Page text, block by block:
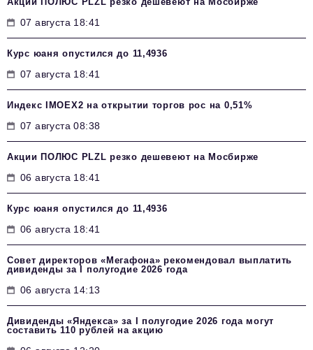
07 августа 18:41
Курс юаня опустился до 11,4936
07 августа 18:41
Индекс IMOEX2 на открытии торгов рос на 0,51%
07 августа 08:38
Акции ПОЛЮС PLZL резко дешевеют на Мосбирже
06 августа 18:41
Курс юаня опустился до 11,4936
06 августа 18:41
Совет директоров «Мегафона» рекомендовал выплатить
дивиденды за I полугодие 2026 года
06 августа 14:13
Дивиденды «Яндекса» за I полугодие 2026 года могут
составить 110 рублей на акцию